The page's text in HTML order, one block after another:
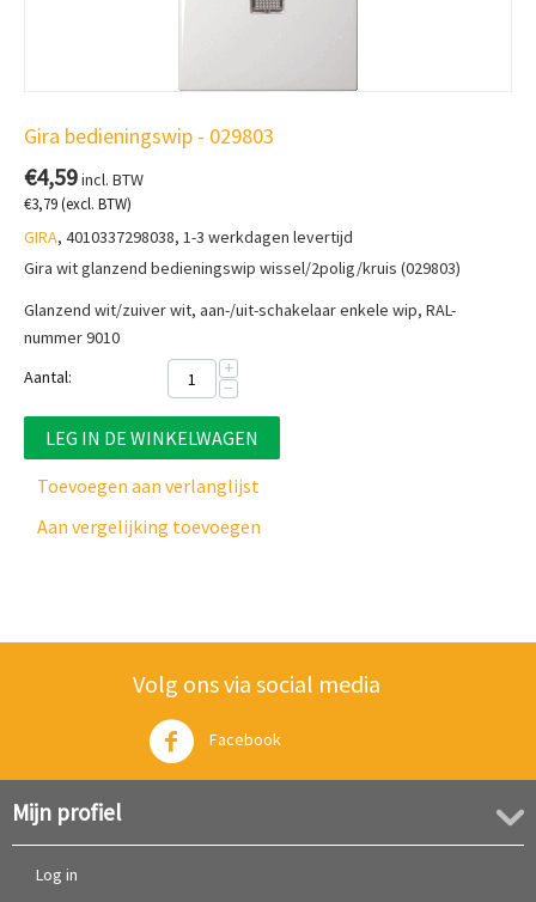
Gira bedieningswip - 029803
€4,59incl. BTW
€3,79(excl. BTW)
GIRA, 4010337298038, 1-3 werkdagen levertijd
Gira wit glanzend bedieningswip wissel/2polig/kruis (029803)
Glanzend wit/zuiver wit, aan-/uit-schakelaar enkele wip, RAL-
nummer 9010
Aantal:
+
−
LEG IN DE WINKELWAGEN
Toevoegen aan verlanglijst
Aan vergelijking toevoegen
Volg ons via social media
Facebook
Mijn profiel
Log in